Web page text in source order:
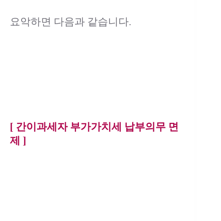
요악하면 다음과 같습니다.
[ 간이과세자 부가가치세 납부의무 면
제 ]